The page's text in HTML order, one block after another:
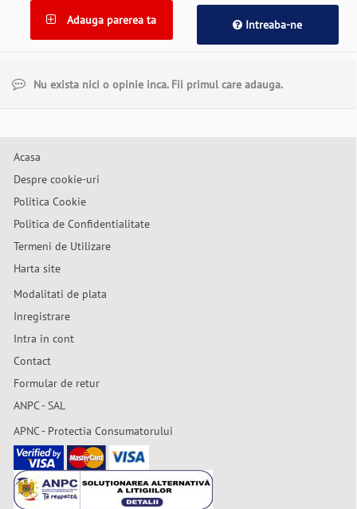
Adauga parerea ta Intreaba-ne
Nu exista nici o opinie inca. Fii primul care adauga.
Acasa
Despre cookie-uri
Politica Cookie
Politica de Confidentialitate
Termeni de Utilizare
Harta site
Modalitati de plata
Inregistrare
Intra in cont
Contact
Formular de retur
ANPC - SAL
APNC - Protectia Consumatorului